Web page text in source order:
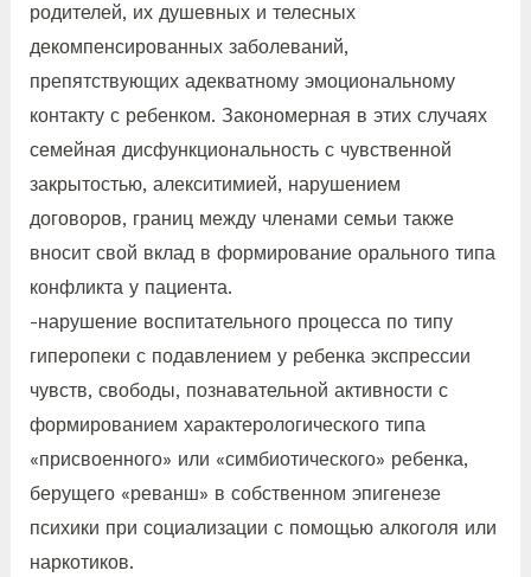
родителей, их душевных и телесных
декомпенсированных заболеваний,
препятствующих адекватному эмоциональному
контакту с ребенком. Закономерная в этих случаях
семейная дисфункциональность с чувственной
закрытостью, алекситимией, нарушением
договоров, границ между членами семьи также
вносит свой вклад в формирование орального типа
конфликта у пациента.
-нарушение воспитательного процесса по типу
гиперопеки с подавлением у ребенка экспрессии
чувств, свободы, познавательной активности с
формированием характерологического типа
«присвоенного» или «симбиотического» ребенка,
берущего «реванш» в собственном эпигенезе
психики при социализации с помощью алкоголя или
наркотиков.